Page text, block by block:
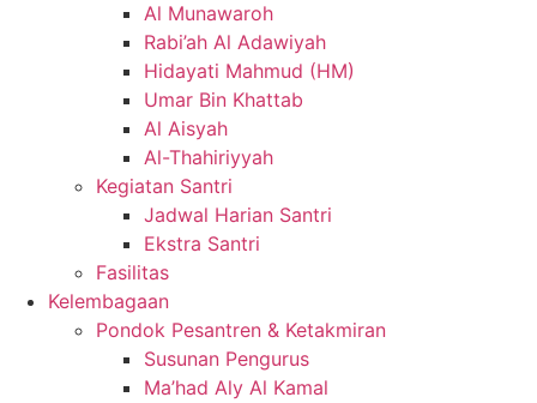
Al Munawaroh
Rabi’ah Al Adawiyah
Hidayati Mahmud (HM)
Umar Bin Khattab
Al Aisyah
Al-Thahiriyyah
Kegiatan Santri
Jadwal Harian Santri
Ekstra Santri
Fasilitas
Kelembagaan
Pondok Pesantren & Ketakmiran
Susunan Pengurus
Ma’had Aly Al Kamal